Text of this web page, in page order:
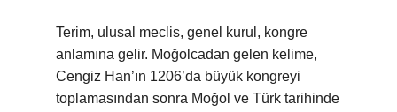
Terim, ulusal meclis, genel kurul, kongre
anlamına gelir. Moğolcadan gelen kelime,
Cengiz Han’ın 1206’da büyük kongreyi
toplamasından sonra Moğol ve Türk tarihinde